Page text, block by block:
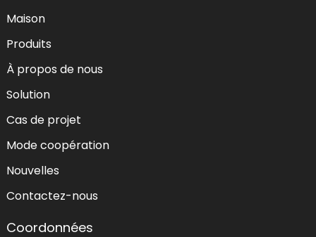
Maison
Produits
À propos de nous
Solution
Cas de projet
Mode coopération
Nouvelles
Contactez-nous
Coordonnées